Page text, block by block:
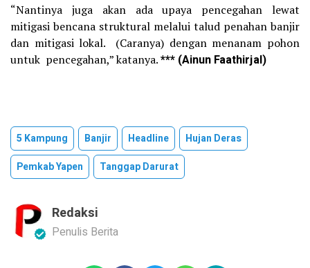
“Nantinya juga akan ada upaya pencegahan lewat
mitigasi bencana struktural melalui talud penahan banjir
dan mitigasi lokal. (Caranya) dengan menanam pohon
untuk pencegahan,” katanya.*** (Ainun Faathirjal)
5 Kampung Banjir Headline
Hujan Deras
Pemkab Yapen
Tanggap Darurat
Redaksi
Penulis Berita